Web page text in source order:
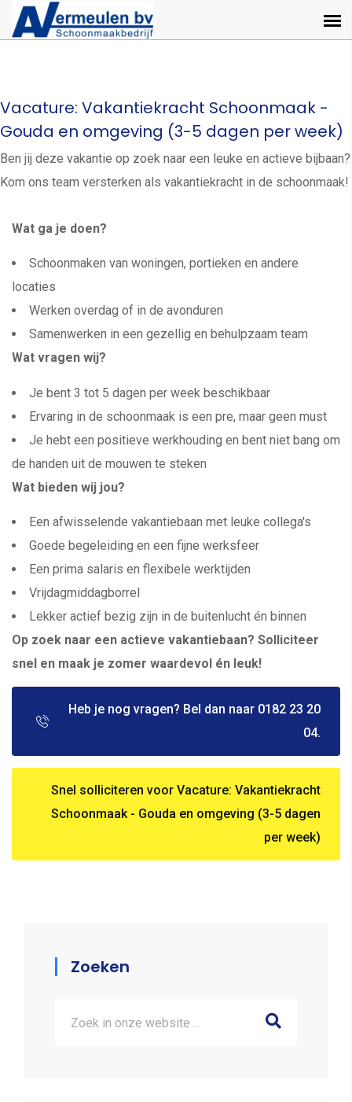
Vacature: Vakantiekracht Schoonmaak -
Gouda en omgeving (3-5 dagen per week)
Ben jij deze vakantie op zoek naar een leuke en actieve bijbaan?
Kom ons team versterken als vakantiekracht in de schoonmaak!
Wat ga je doen?
Schoonmaken van woningen, portieken en andere
locaties
Werken overdag of in de avonduren
Samenwerken in een gezellig en behulpzaam team
Wat vragen wij?
Je bent 3 tot 5 dagen per week beschikbaar
Ervaring in de schoonmaak is een pre, maar geen must
Je hebt een positieve werkhouding en bent niet bang om
de handen uit de mouwen te steken
Wat bieden wij jou?
Een afwisselende vakantiebaan met leuke collega's
Goede begeleiding en een fijne werksfeer
Een prima salaris en flexibele werktijden
Vrijdagmiddagborrel
Lekker actief bezig zijn in de buitenlucht én binnen
Op zoek naar een actieve vakantiebaan? Solliciteer
snel en maak je zomer waardevol én leuk!
Heb je nog vragen? Bel dan naar 0182 23 20
04.
Snel solliciteren voor Vacature: Vakantiekracht
Schoonmaak - Gouda en omgeving (3-5 dagen
per week)
Zoeken